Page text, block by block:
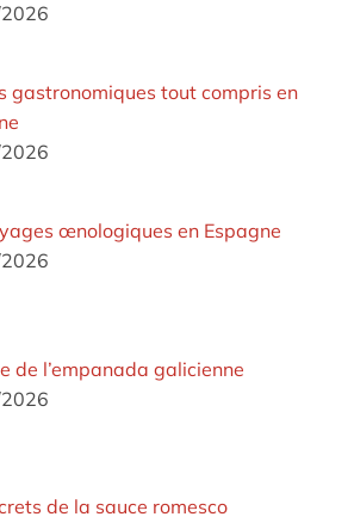
gastronomiques tout compris en
œnologiques en Espagne
de l’empanada galicienne
de la sauce romesco